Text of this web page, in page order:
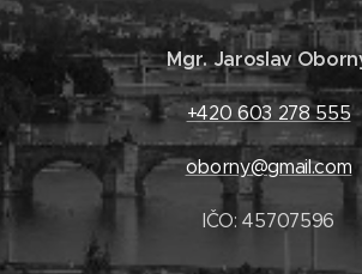
Mgr. Jaroslav
+420 603 278 555
oborny@gmail.com
IČO: 45707596